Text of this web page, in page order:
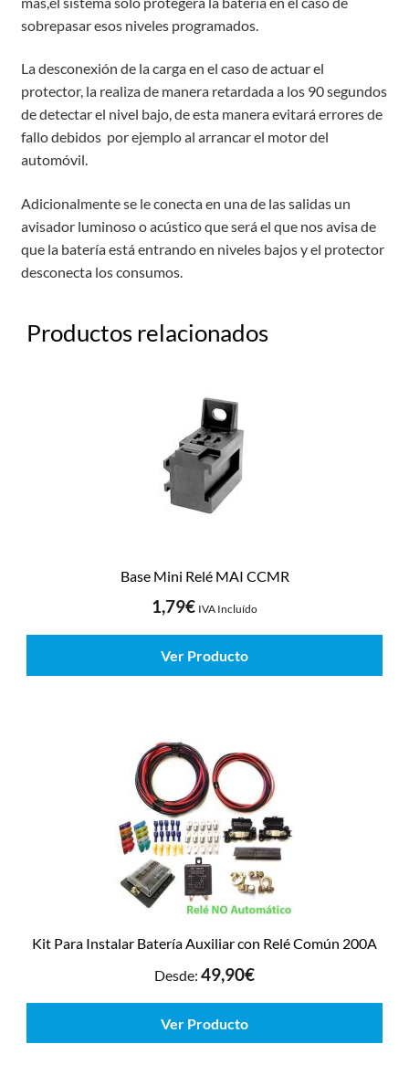
sobrepasar esos niveles programados.
La desconexión de la carga en el caso de actuar el
protector, la realiza de manera retardada a los 90 segundos
de detectar el nivel bajo, de esta manera evitará errores de
fallo debidos por ejemplo al arrancar el motor del
automóvil.
Adicionalmente se le conecta en una de las salidas un
avisador luminoso o acústico que será el que nos avisa de
que la batería está entrando en niveles bajos y el protector
desconecta los consumos.
Productos relacionados
Base Mini Relé MAI CCMR
1,79€ IVA Incluído
Ver Producto
Kit Para Instalar Batería Auxiliar con Relé Común 200A
Desde: 49,90€
Ver Producto